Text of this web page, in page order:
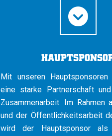
Mit unseren
eine starke Partnerschaft
Zusammenarbeit. Im Rahmen
und der Öffentlichkeitsarbeit
wird der Hauptsponsor